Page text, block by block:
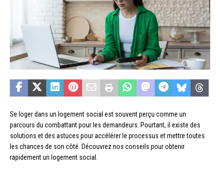
Se loger dans un logement social est souvent perçu comme un
parcours du combattant pour les demandeurs. Pourtant, il existe des
solutions et des astuces pour accélérer le processus et mettre toutes
les chances de son côté. Découvrez nos conseils pour obtenir
rapidement un logement social.